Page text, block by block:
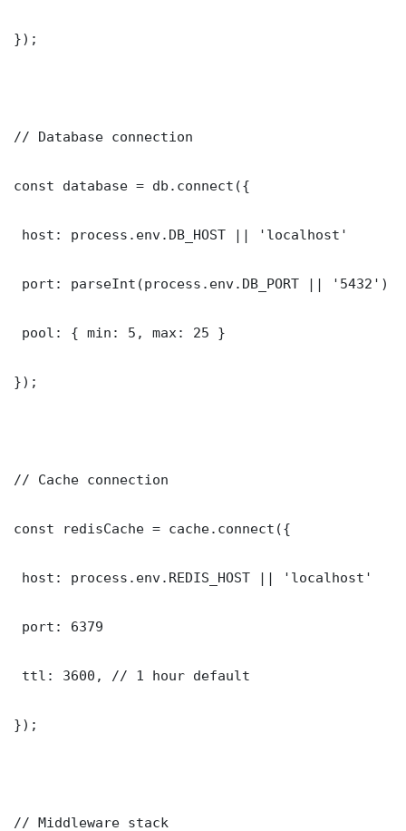
});
// Database connection
const database = db.connect({
host: process.env.DB_HOST || 'localhost'
port: parseInt(process.env.DB_PORT || '5432')
pool: { min: 5, max: 25 }
});
// Cache connection
const redisCache = cache.connect({
host: process.env.REDIS_HOST || 'localhost'
port: 6379
ttl: 3600, // 1 hour default
});
// Middleware stack